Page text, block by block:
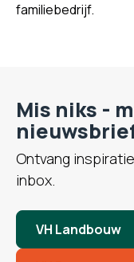
familiebedrijf.
Mis niks -
Ontvang
inbox.
VH Landbouw